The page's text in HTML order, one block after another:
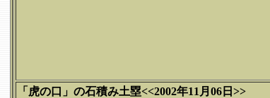
「虎の口」の石積み土塁<<2002年11月06日>>